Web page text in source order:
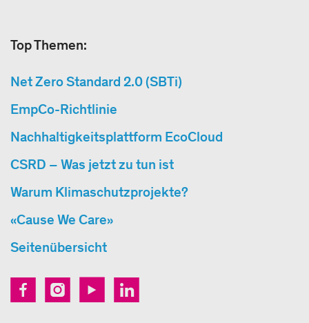
Top Themen:
Net Zero Standard 2.0 (SBTi)
EmpCo-Richtlinie
Nachhaltigkeitsplattform EcoCloud
CSRD – Was jetzt zu tun ist
Warum Klimaschutzprojekte?
«Cause We Care»
Seitenübersicht